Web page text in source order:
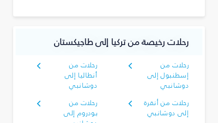
رحلات رخيصة من تركيا إلى طاجيكستان
رحلات من
إسطنبول إلى
دوشانبي
رحلات من
أنطاليا إلى
دوشانبي
رحلات من أنقرة
إلى دوشانبي
رحلات من
بودروم إلى